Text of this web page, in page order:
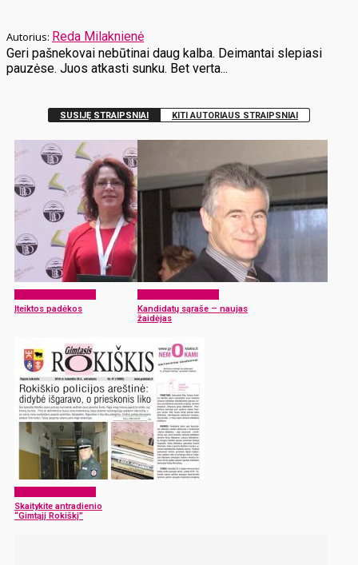
Reda Milaknienė
Geri pašnekovai nebūtinai daug kalba. Deimantai slepiasi
pauzėse. Juos atkasti sunku. Bet verta...
SUSIJĘ STRAIPSNIAI KITI AUTORIAUS STRAIPSNIAI
Įteiktos padėkos
Kandidatų sąraše – naujas
žaidėjas
Skaitykite antradienio
“Gimtąjį Rokiškį”